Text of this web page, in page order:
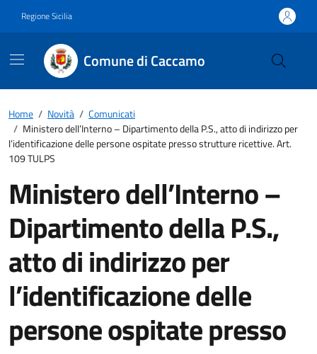
Regione Sicilia
Comune di Caccamo
Home / Novità / Comunicati
/ Ministero dell’Interno – Dipartimento della P.S., atto di indirizzo per
l’identificazione delle persone ospitate presso strutture ricettive. Art.
109 TULPS
Ministero dell’Interno –
Dipartimento della P.S.,
atto di indirizzo per
l’identificazione delle
persone ospitate presso